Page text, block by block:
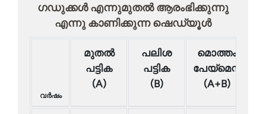
ഗഡുക്കള്‍ എന്നുമുതല്‍ ആരംഭിക്കുന്നു
എന്നു കാണിക്കുന്ന ഷെഡ്യൂൾ
വർഷം
മുതല്‍
പട്ടിക
(A)
പലിശ
പട്ടിക
(B)
മൊത്തം
പേയ്മെന്റ്
(A+B)